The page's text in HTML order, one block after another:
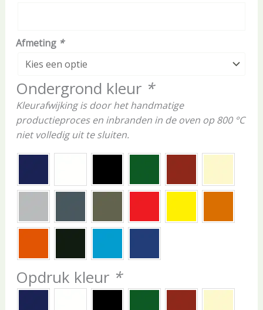
Afmeting *
Ondergrond kleur *
Kleurafwijking is door het handmatige
productieproces en inbranden in de oven op 800 °C
niet volledig uit te sluiten.
Opdruk kleur *